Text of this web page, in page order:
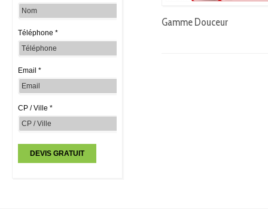
Gamme Douceur
Téléphone *
Email *
CP / Ville *